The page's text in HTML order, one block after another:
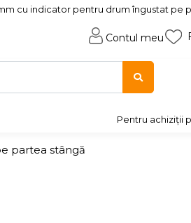
cu indicator pentru drum îngustat pe
Contul meu
Pentru achiziții
partea stângă